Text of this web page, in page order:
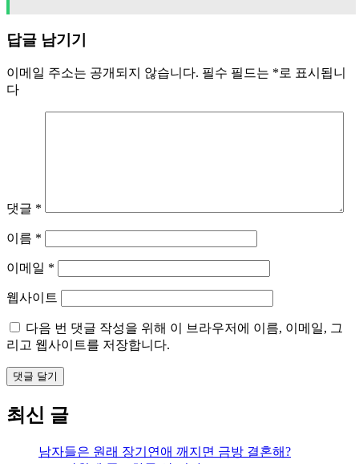
답글 남기기
이메일 주소는 공개되지 않습니다. 필수 필드는 *로 표시됩니
다
댓글 *
이름 *
이메일 *
웹사이트
다음 번 댓글 작성을 위해 이 브라우저에 이름, 이메일, 그
리고 웹사이트를 저장합니다.
최신 글
남자들은 원래 장기연애 깨지면 금방 결혼해?